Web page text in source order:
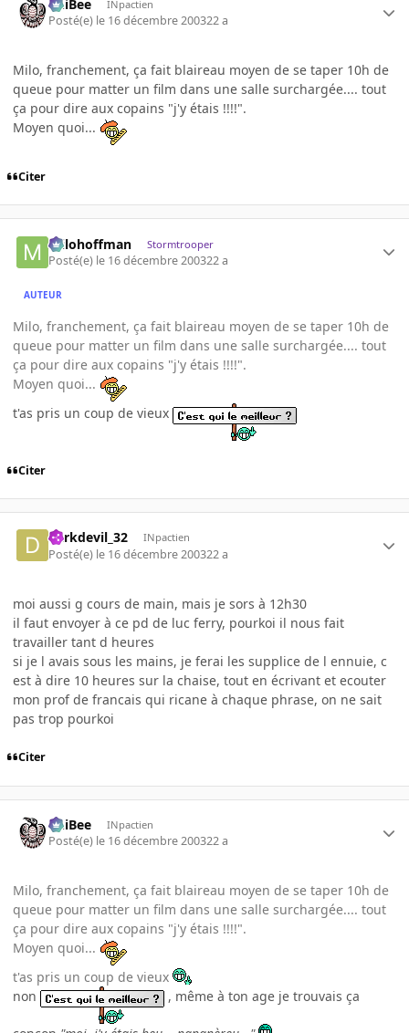
PhiBee INpactien
Posté(e) le 16 décembre 200322 a
Milo, franchement, ça fait blaireau moyen de se taper 10h de
queue pour matter un film dans une salle surchargée.... tout
ça pour dire aux copains "j'y étais !!!!".
Moyen quoi...
Citer
milohoffman Stormtrooper
Posté(e) le 16 décembre 200322 a
AUTEUR
Milo, franchement, ça fait blaireau moyen de se taper 10h de
queue pour matter un film dans une salle surchargée.... tout
ça pour dire aux copains "j'y étais !!!!".
Moyen quoi...
t'as pris un coup de vieux
Citer
darkdevil_32 INpactien
Posté(e) le 16 décembre 200322 a
moi aussi g cours de main, mais je sors à 12h30
il faut envoyer à ce pd de luc ferry, pourkoi il nous fait
travailler tant d heures
si je l avais sous les mains, je ferai les supplice de l ennuie, c
est à dire 10 heures sur la chaise, tout en écrivant et ecouter
mon prof de francais qui ricane à chaque phrase, on ne sait
pas trop pourkoi
Citer
PhiBee INpactien
Posté(e) le 16 décembre 200322 a
Milo, franchement, ça fait blaireau moyen de se taper 10h de
queue pour matter un film dans une salle surchargée.... tout
ça pour dire aux copains "j'y étais !!!!".
Moyen quoi...
t'as pris un coup de vieux
non
, même à ton age je trouvais ça